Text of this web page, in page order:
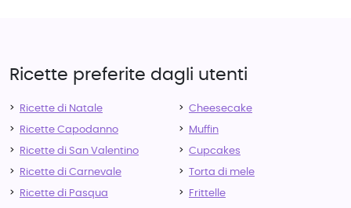
Ricette preferite dagli utenti
Ricette di Natale
Ricette Capodanno
Ricette di San Valentino
Ricette di Carnevale
Ricette di Pasqua
Cheesecake
Muffin
Cupcakes
Torta di mele
Frittelle